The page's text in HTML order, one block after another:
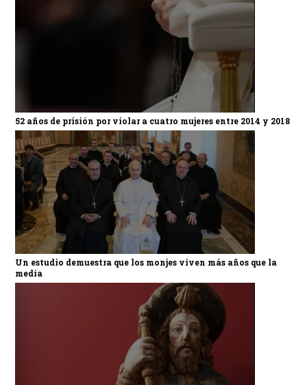
52 años de prisión por violar a cuatro mujeres entre 2014 y 2018
Un estudio demuestra que los monjes viven más años que la
media